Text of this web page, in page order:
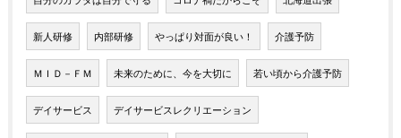
新人研修 内部研修 やっぱり対面が良い！ 介護予防
ＭＩＤ－ＦＭ 未来のために、今を大切に 若い頃から介護予防
デイサービス デイサービスレクリエーション